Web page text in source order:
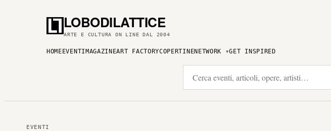
LOBODILATTICE
ARTE E CULTURA ON LINE DAL 2004
HOME EVENTI MAGAZINEART FACTORYCOPERTINENETWORK GET INSPIRED
EVENTI